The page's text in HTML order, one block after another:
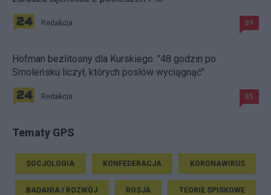
Redakcja 89
Hofman bezlitosny dla Kurskiego. "48 godzin po
Smoleńsku liczył, których posłów wyciągnąć"
Redakcja 85
Tematy GPS
SOCJOLOGIA KONFEDERACJA KORONAWIRUS
BADANIA I ROZWÓJ ROSJA TEORIE SPISKOWE